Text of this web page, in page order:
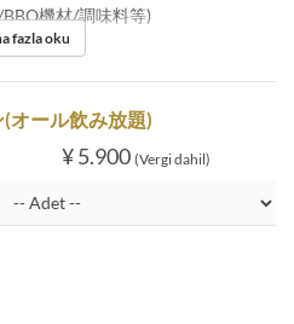
機材/調味料等)
fazla oku
オール飲み放題)
¥ 5.900 (Vergi dahil)